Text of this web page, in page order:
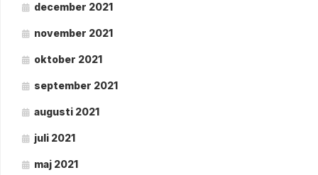
december 2021
november 2021
oktober 2021
september 2021
augusti 2021
juli 2021
maj 2021